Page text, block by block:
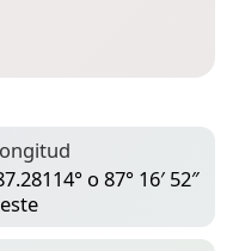
o 87° 16′ 52″